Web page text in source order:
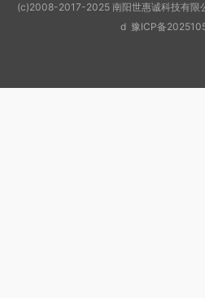
(c)2008-2017-2025 南阳世惠诚科技有限
d 豫ICP备